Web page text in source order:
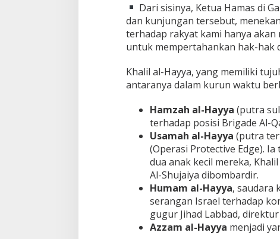
Dari sisinya, Ketua Hamas di
dan kunjungan tersebut,
terhadap rakyat kami hanya
untuk mempertahankan hak-hak
Khalil al-Hayya, yang memiliki
antaranya dalam kurun waktu
Hamzah al-Hayya (putra
terhadap posisi Brigade Al-
Usamah al-Hayya (putra
(Operasi Protective Edge).
dua anak kecil mereka,
Al-Shujaiya dibombardir.
Humam al-Hayya, saudara
serangan Israel terhadap
gugur Jihad Labbad,
Azzam al-Hayya menjadi